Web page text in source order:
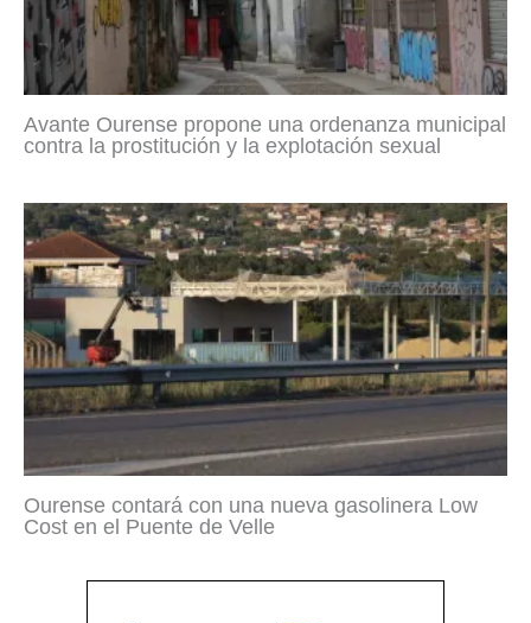
Avante Ourense propone una ordenanza municipal
contra la prostitución y la explotación sexual
Ourense contará con una nueva gasolinera Low
Cost en el Puente de Velle